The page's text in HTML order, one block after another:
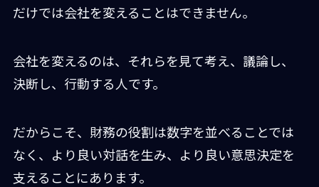
だけでは会社を変えることはできません。
会社を変えるのは、それらを見て考え、議論し、
決断し、行動する人です。
だからこそ、財務の役割は数字を並べることでは
なく、より良い対話を生み、より良い意思決定を
支えることにあります。